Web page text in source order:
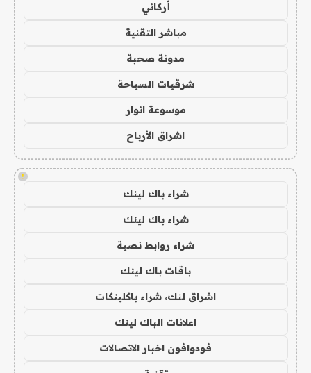
أركاني
مباشر التقنية
مدونة صحبة
شرقيات السياحة
موسوعة انوار
اشراق الأرباح
!
شراء باك لينك
شراء باك لينك
شراء روابط نصية
باقات باك لينك
اشراق لنك، شراء باكلينكات
اعلانات الباك لينك
فودوافون اخبار الاتصالات